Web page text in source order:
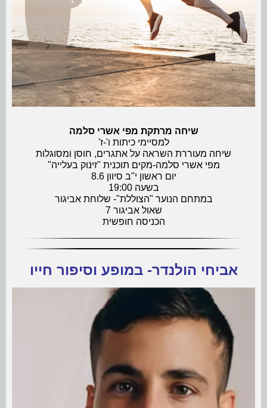
שיחה מרתקת מפי אשרי סלמה
למסיימי כיתות ו'-ז'
שיחה מעוררת השראה על אתגרים, חוסן ומסוגלות
מפי אשרי סלמה-מקים תוכנית "זינוק בעלייה"
יום ראשון י"ב סיוון 8.6
בשעה 19:00
במתחם הנוער "הצוללת"- שלוחת אביגור
שאול אביגור 7
הכניסה חופשית
אביחי הולנדר- במופע וסיפור חייו